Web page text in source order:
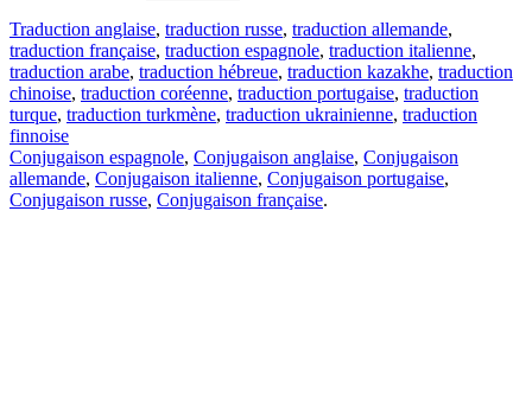
Traduction anglaise, traduction russe, traduction allemande,
traduction française, traduction espagnole, traduction italienne,
traduction arabe, traduction hébreue, traduction kazakhe, traduction
chinoise, traduction coréenne, traduction portugaise, traduction
turque, traduction turkmène, traduction ukrainienne, traduction
finnoise
Conjugaison espagnole, Conjugaison anglaise, Conjugaison
allemande, Conjugaison italienne, Conjugaison portugaise,
Conjugaison russe, Conjugaison française.